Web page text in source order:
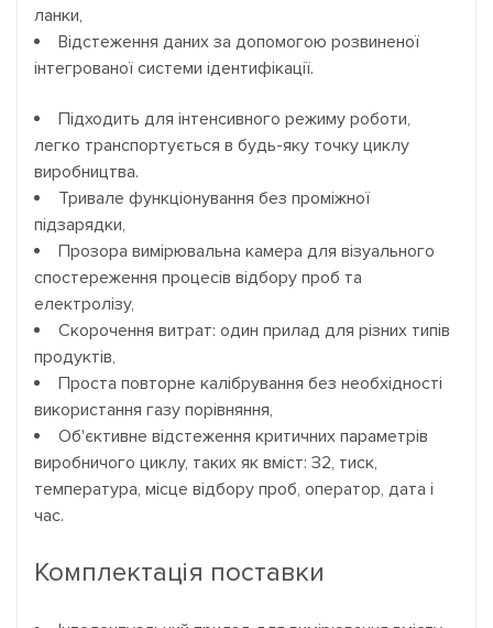
ланки,
Відстеження даних за допомогою розвиненої
інтегрованої системи ідентифікації.
Підходить для інтенсивного режиму роботи,
легко транспортується в будь-яку точку циклу
виробництва.
Тривале функціонування без проміжної
підзарядки,
Прозора вимірювальна камера для візуального
спостереження процесів відбору проб та
електролізу,
Скорочення витрат: один прилад для різних типів
продуктів,
Проста повторне калібрування без необхідності
використання газу порівняння,
Об'єктивне відстеження критичних параметрів
виробничого циклу, таких як вміст: З2, тиск,
температура, місце відбору проб, оператор, дата і
час.
Комплектація поставки